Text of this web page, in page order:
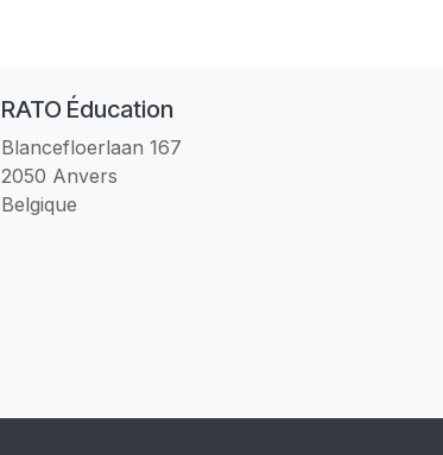
RATO Éducation
Blancefloerlaan 167
2050 Anvers
Belgique